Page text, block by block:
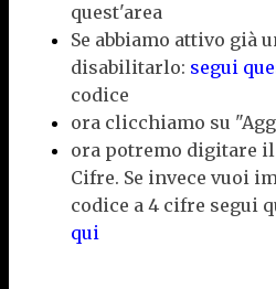
quest'area
Se abbiamo attivo già
disabilitarlo: segui
codice
ora clicchiamo su
ora potremo digitare
Cifre. Se invece vuoi
codice a 4 cifre segui
qui